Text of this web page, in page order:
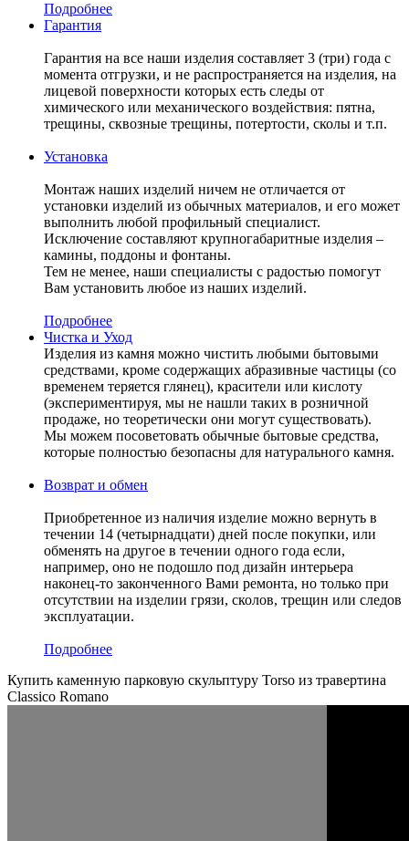
Подробнее
Гарантия
Гарантия на все наши изделия составляет 3 (три) года с
момента отгрузки, и не распространяется на изделия, на
лицевой поверхности которых есть следы от
химического или механического воздействия: пятна,
трещины, сквозные трещины, потертости, сколы и т.п.
Установка
Монтаж наших изделий ничем не отличается от
установки изделий из обычных материалов, и его может
выполнить любой профильный специалист.
Исключение составляют крупногабаритные изделия –
камины, поддоны и фонтаны.
Тем не менее, наши специалисты с радостью помогут
Вам установить любое из наших изделий.
Подробнее
Чистка и Уход
Изделия из камня можно чистить любыми бытовыми
средствами, кроме содержащих абразивные частицы (со
временем теряется глянец), красители или кислоту
(экспериментируя, мы не нашли таких в розничной
продаже, но теоретически они могут существовать).
Мы можем посоветовать обычные бытовые средства,
которые полностью безопасны для натурального камня.
Возврат и обмен
Приобретенное из наличия изделие можно вернуть в
течении 14 (четырнадцати) дней после покупки, или
обменять на другое в течении одного года если,
например, оно не подошло под дизайн интерьера
наконец-то законченного Вами ремонта, но только при
отсутствии на изделии грязи, сколов, трещин или следов
эксплуатации.
Подробнее
Купить каменную парковую скульптуру Torso из травертина
Classico Romano